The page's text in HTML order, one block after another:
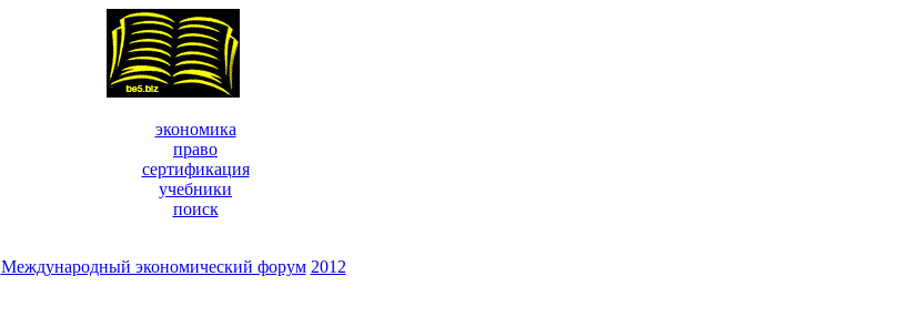
экономика
право
сертификация
учебники
поиск
Международный экономический форум 2012